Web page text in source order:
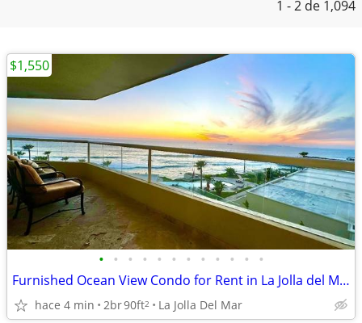
1 - 2 de 1,094
• • • • • • • • • • • •
Furnished Ocean View Condo for Rent in La Jolla del Mar Rosarito - 2 B
hace 4 min 2br90ft2 La Jolla Del Mar
$1,550